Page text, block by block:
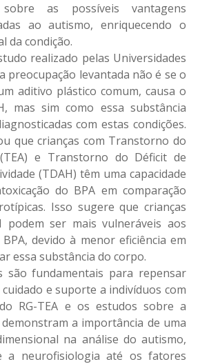
as possíveis vantagens
ao autismo, enriquecendo o
da condição.
realizado pelas Universidades
preocupação levantada não é se o
aditivo plástico comum, causa o
mas sim como essa substância
com estas condições.
que crianças com Transtorno do
e Transtorno do Déficit de
(TDAH) têm uma capacidade
do BPA em comparação
Isso sugere que crianças
podem ser mais vulneráveis aos
devido à menor eficiência em
essa substância do corpo.
são fundamentais para repensar
e suporte a indivíduos com
RG-TEA e os estudos sobre a
a importância de uma
na análise do autismo,
a neurofisiologia até os fatores